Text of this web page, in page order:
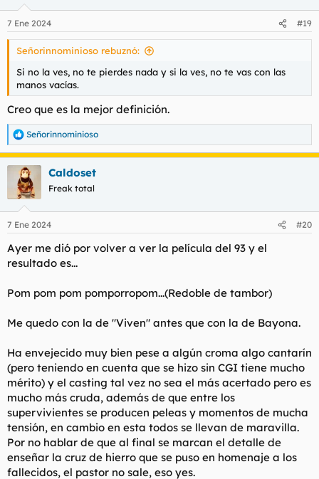
e
s
7 Ene 2024 #19
Señorinnominioso rebuznó:
Si no la ves, no te pierdes nada y si la ves, no te vas con las
manos vacías.
Creo que es la mejor definición.
R
e
a
e
:
Señorinnominioso
Caldoset
Freak total
7 Ene 2024 #20
Ayer me dió por volver a ver la película del 93 y el
resultado es...
Pom pom pom pomporropom...(Redoble de tambor)
Me quedo con la de "Viven" antes que con la de Bayona.
Ha envejecido muy bien pese a algún croma algo cantarín
(pero teniendo en cuenta que se hizo sin CGI tiene mucho
mérito) y el casting tal vez no sea el más acertado pero es
mucho más cruda, además de que entre los
supervivientes se producen peleas y momentos de mucha
tensión, en cambio en esta todos se llevan de maravilla.
Por no hablar de que al final se marcan el detalle de
enseñar la cruz de hierro que se puso en homenaje a los
fallecidos, el pastor no sale, eso yes.